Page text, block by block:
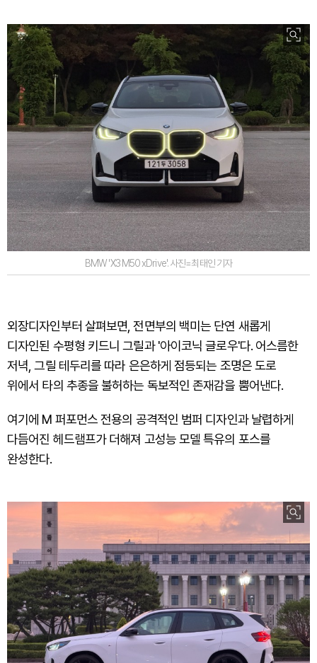
BMW 'X3 M50 xDrive'. 사진=최태인 기자
외장디자인부터 살펴보면, 전면부의 백미는 단연 새롭게
디자인된 수평형 키드니 그릴과 '아이코닉 글로우'다. 어스름한
저녁, 그릴 테두리를 따라 은은하게 점등되는 조명은 도로
위에서 타의 추종을 불허하는 독보적인 존재감을 뿜어낸다.
여기에 M 퍼포먼스 전용의 공격적인 범퍼 디자인과 날렵하게
다듬어진 헤드램프가 더해져 고성능 모델 특유의 포스를
완성한다.